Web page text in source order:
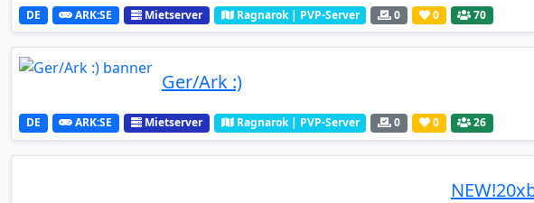
DE ARK:SE Mietserver Ragnarok | PVP-Server 0 0 70
Ger/Ark :)
DE ARK:SE Mietserver Ragnarok | PVP-Server 0 0 26